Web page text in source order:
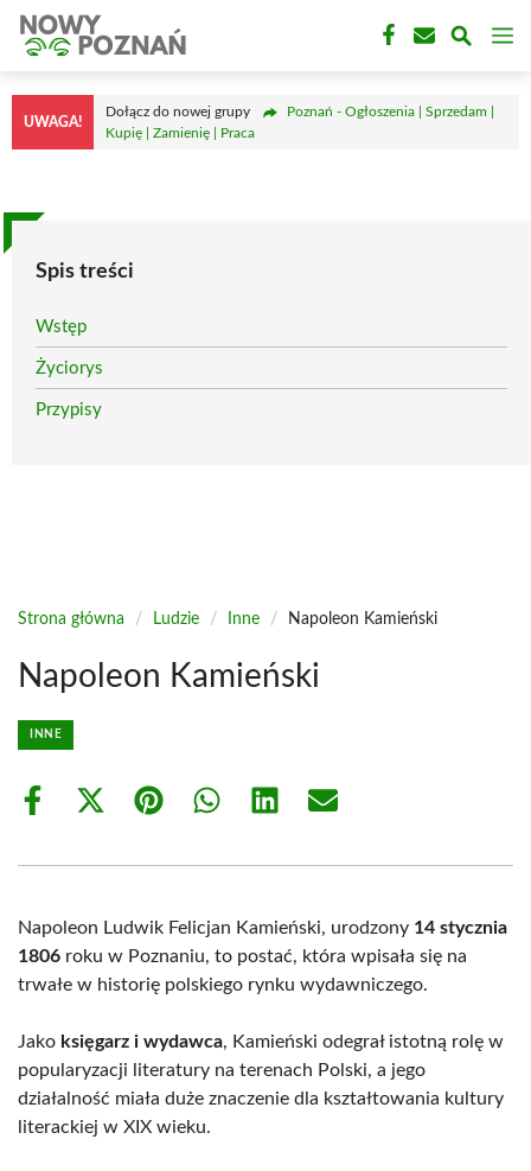
Przejdź
treści
UWAGA!
Dołącz do nowej grupy
Poznań - Ogłoszenia | Sprzedam |
Kupię | Zamienię | Praca
Spis treści
Wstęp
Życiorys
Przypisy
Strona główna / Ludzie / Inne / Napoleon Kamieński
Napoleon Kamieński
INNE
Share
Share
(Twitter)
Share Share Share Share
Napoleon Ludwik Felicjan Kamieński, urodzony 14 stycznia
1806 roku w Poznaniu, to postać, która wpisała się na
trwałe w historię polskiego rynku wydawniczego.
Jako księgarz i wydawca, Kamieński odegrał istotną rolę w
popularyzacji literatury na terenach Polski, a jego
działalność miała duże znaczenie dla kształtowania kultury
literackiej w XIX wieku.